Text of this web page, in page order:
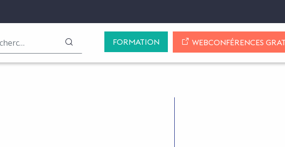
LANCER LA RECHERCHE
FORMATION WEBCONFÉRENCES